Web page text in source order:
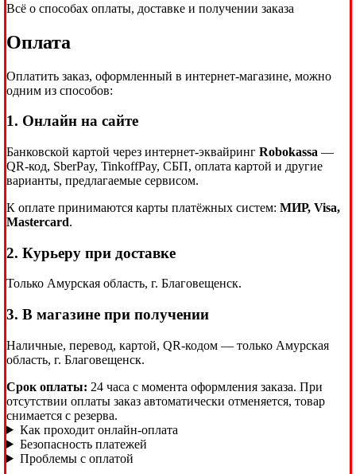
Всё о способах оплаты, доставке и получении заказа
Оплата
Оплатить заказ, оформленный в интернет-магазине, можно
одним из способов:
1. Онлайн на сайте
Банковской картой через интернет-эквайринг Robokassa —
QR-код, SberPay, TinkoffPay, СБП, оплата картой и другие
варианты, предлагаемые сервисом.
К оплате принимаются карты платёжных систем: МИР, Visa,
Mastercard.
2. Курьеру при доставке
Только Амурская область, г. Благовещенск.
3. В магазине при получении
Наличные, перевод, картой, QR-кодом — только Амурская
область, г. Благовещенск.
Срок оплаты: 24 часа с момента оформления заказа. При
отсутствии оплаты заказ автоматически отменяется, товар
снимается с резерва.
Как проходит онлайн-оплата
Безопасность платежей
Проблемы с оплатой